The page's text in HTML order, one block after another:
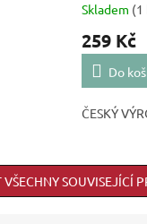
Skladem (1
259 Kč
Do
ČESKÝ
VŠECHNY SOUVISEJÍCÍ